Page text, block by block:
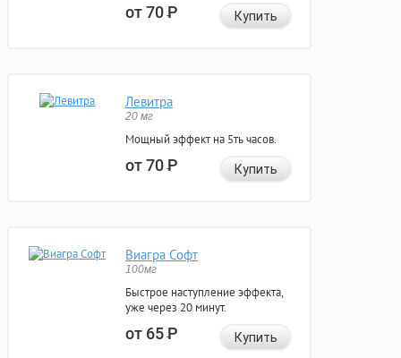
от 70Р Купить
Левитра
20 мг
Мощный эффект на 5ть часов.
от 70Р Купить
Виагра Софт
100мг
Быстрое наступление эффекта,
уже через 20 минут.
от 65Р Купить